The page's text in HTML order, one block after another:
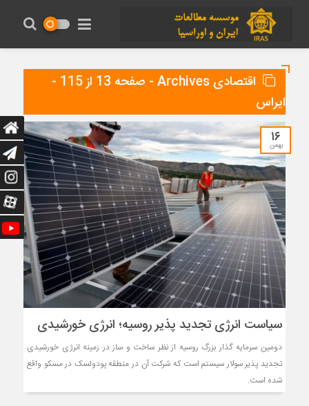
اقتصادی Archives - صفحه 13 از 115 -
ایراس
۱۶
بهمن
سیاست انرژی تجدید پذیر روسیه؛ انرژی خورشیدی
دومین سرمایه گذار بزرگ روسیه از نظر ساخت و ساز در زمینه انرژی خورشیدی
تجدید پذیر سولار سیستم است که شرکت آن در منطقه پودولسک در مسکو واقع
شده است.